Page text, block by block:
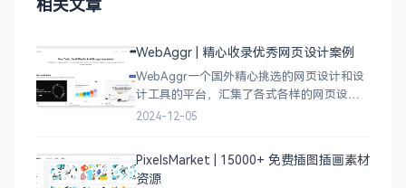
WebAggr | 精心收录优秀网页设计案例
WebAggr一个国外精心挑选的网页设计和设
计工具的平台，汇集了各式各样的网页设计
案例，涵盖个人博客、时尚、设计、机构、
计，应
2024-12-05
PixelsMarket | 15000+ 免费插图插画素材
资源